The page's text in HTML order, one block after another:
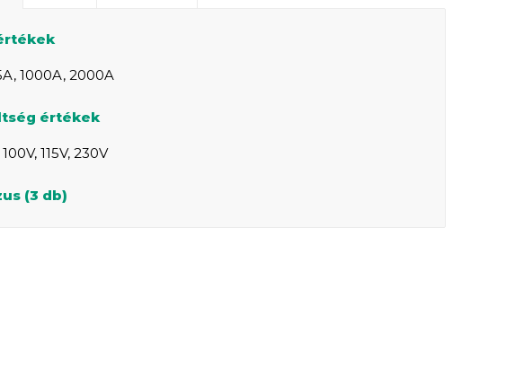
1000A, 2000A
értékek
115V, 230V
(3 db)